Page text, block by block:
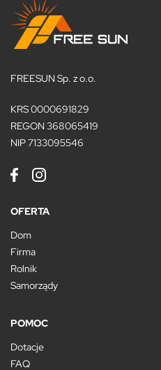
FREESUN Sp. z o.o.
KRS 0000691829
REGON 368065419
NIP 7133095546
OFERTA
Dom
Firma
Rolnik
Samorządy
POMOC
Dotacje
FAQ